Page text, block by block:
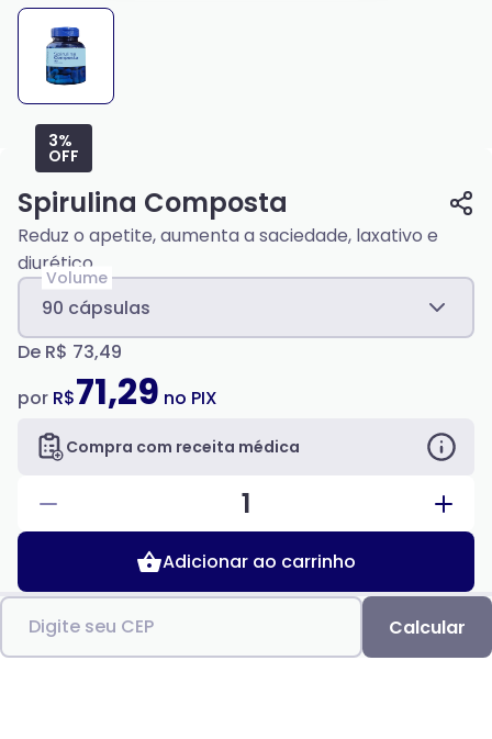
3%
OFF
Spirulina Composta
Reduz o apetite, aumenta a saciedade, laxativo e
diurético.
Volume
90 cápsulas
De R$ 73,49
por R$71,29 no PIX
Compra com receita médica
1
Adicionar ao carrinho
Digite seu CEP Calcular